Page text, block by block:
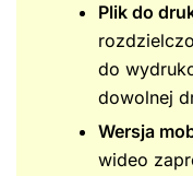
Plik do
do
dowolnej
Wersja
wideo